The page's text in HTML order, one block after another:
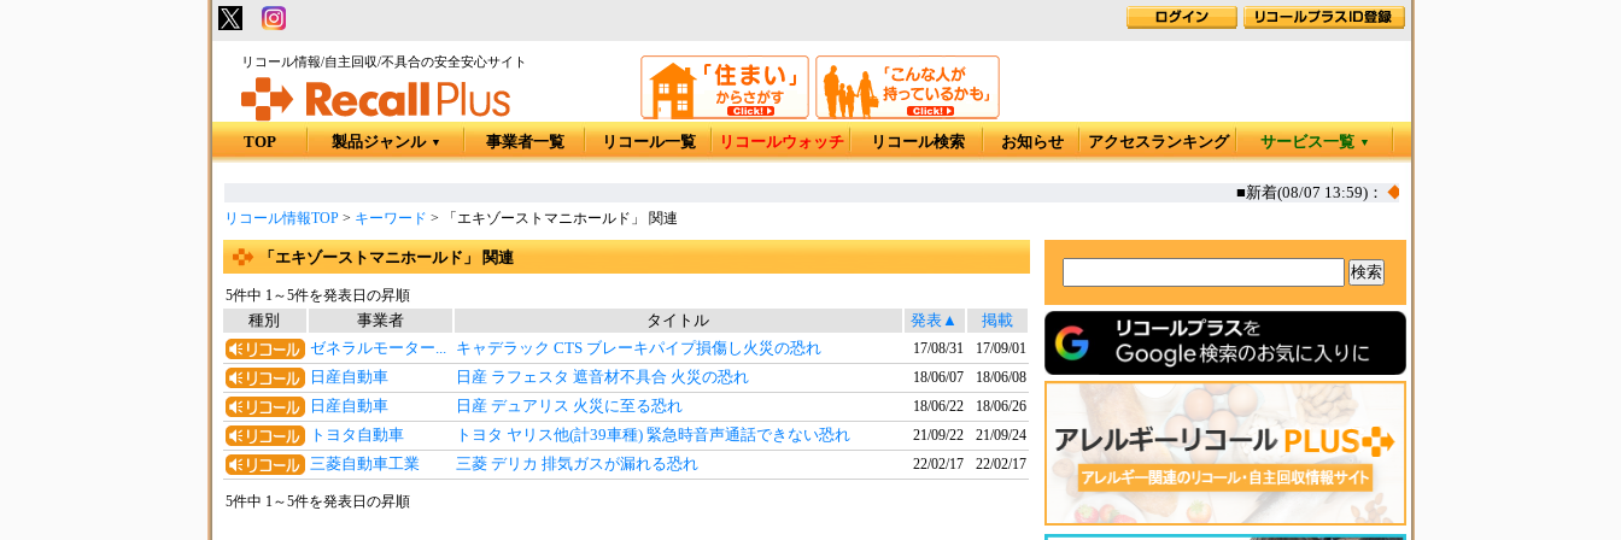
リコール情報/自主回収/不具合の安全安心サイト
TOP 製品ジャンル ▼ 事業者一覧 リコール一覧 リコールウォッチ リコール検索 お知らせ アクセスランキング サービス一覧 ▼
■新着(08/07 13:59)： ◆ カヤック オタリア360T 一部生
リコール情報TOP> キーワード > 「エキゾーストマニホールド」 関連
「エキゾーストマニホールド」 関連
5件中 1～5件を発表日の昇順
種別 事業者 タイトル 発表▲
掲載
ゼネラルモーター...
キャデラック CTS ブレーキパイプ損傷し火災の恐れ 17/08/31 17/09/01
日産自動車 日産 ラフェスタ 遮音材不具合 火災の恐れ 18/06/07 18/06/08
日産自動車 日産 デュアリス 火災に至る恐れ 18/06/22 18/06/26
トヨタ自動車 トヨタ ヤリス他(計39車種) 緊急時音声通話できない恐れ 21/09/22 21/09/24
三菱自動車工業 三菱 デリカ 排気ガスが漏れる恐れ 22/02/17 22/02/17
5件中 1～5件を発表日の昇順